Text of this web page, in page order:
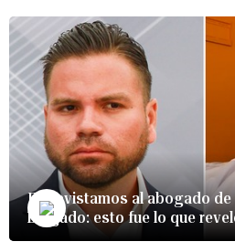
Entrevistamos al abogado de
Delgado: esto fue lo que